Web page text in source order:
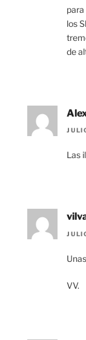
para
los
de
Las
VV.